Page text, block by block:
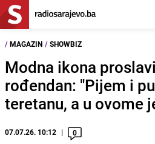
/ MAGAZIN / SHOWBIZ
Modna ikona
rođendan: "Pijem i
teretanu, a u ovome
07.07.26. 10:12 0